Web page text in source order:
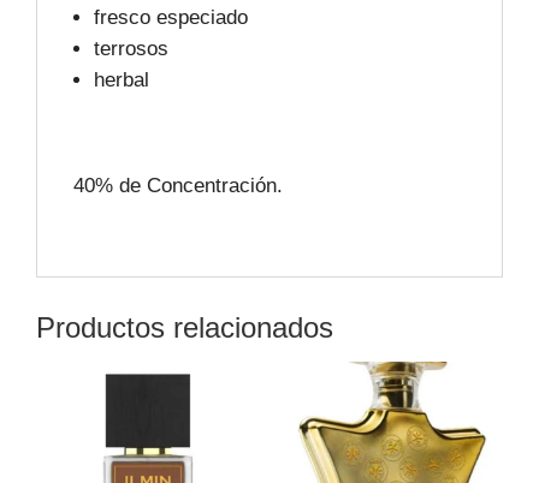
fresco especiado
terrosos
herbal
40% de Concentración.
Productos relacionados